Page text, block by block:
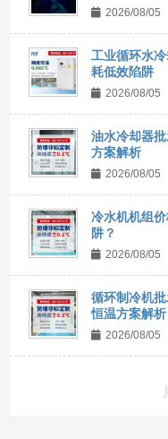
2026/08/05
工业循环水
耗低效陷阱
2026/08/05
油水冷却器
方案解析
2026/08/05
冷水机机组
阱？
2026/08/05
循环制冷机
恒温方案解析
2026/08/05